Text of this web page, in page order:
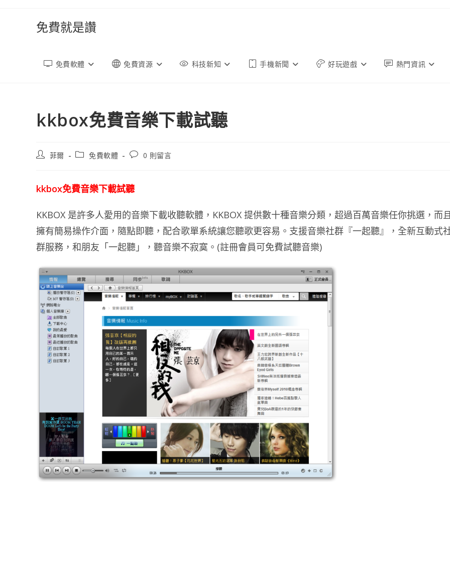
免費就是讚
免費軟體 免費資源 科技新知 手機新聞 好玩遊戲 熱門資訊
kkbox免費音樂下載試聽
文
者:
菲爾
文
別:
免費軟體
文
論：
0 則留言
kkbox免費音樂下載試聽
KKBOX 是許多人愛用的音樂下載收聽軟體，KKBOX 提供數十種音樂分類，超過百萬音樂任你挑選，而
擁有簡易操作介面，隨點即聽，配合歌單系統讓您聽歌更容易。支援音樂社群『一起聽』，全新互動式
群服務，和朋友「一起聽」，聽音樂不寂寞。(註冊會員可免費試聽音樂)